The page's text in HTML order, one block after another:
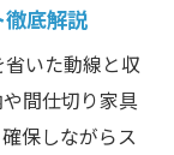
底解説
いた動線と収
間仕切り家具
保しながらス